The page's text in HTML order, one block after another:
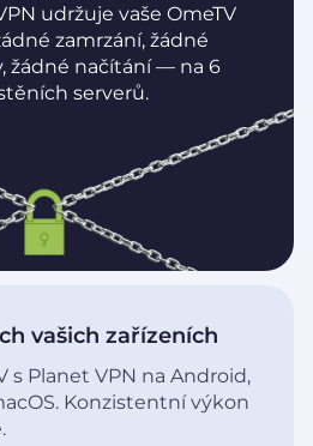
udržuje vaše OmeTV
zamrzání, žádné
žádné načítání — na 6
serverů.
vašich zařízeních
s Planet VPN na Android,
Konzistentní výkon